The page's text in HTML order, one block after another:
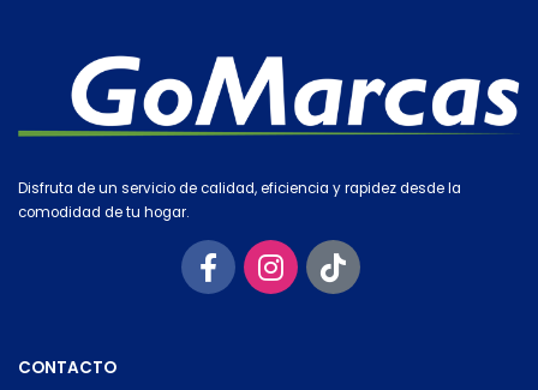
Disfruta de un servicio de calidad, eficiencia y rapidez desde la
comodidad de tu hogar.
CONTACTO